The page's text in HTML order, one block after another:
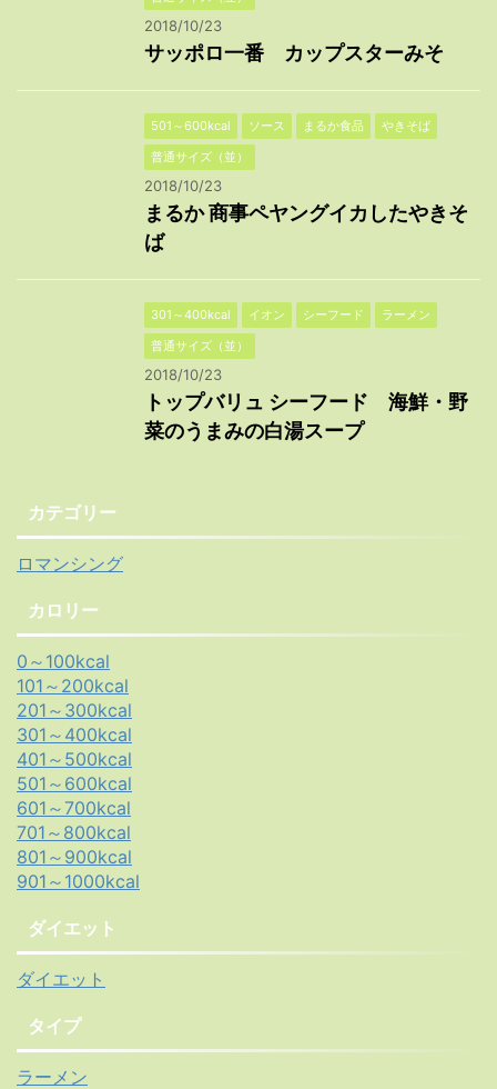
2018/10/23
サッポロ一番 カップスターみそ
501～600kcal ソース まるか食品
やきそば
普通サイズ（並）
2018/10/23
まるか 商事ペヤングイカしたやきそ
ば
301～400kcal イオン シーフード
ラーメン
普通サイズ（並）
2018/10/23
トップバリュ シーフード 海鮮・野
菜のうまみの白湯スープ
カテゴリー
ロマンシング
カロリー
0～100kcal
101～200kcal
201～300kcal
301～400kcal
401～500kcal
501～600kcal
601～700kcal
701～800kcal
801～900kcal
901～1000kcal
ダイエット
ダイエット
タイプ
ラーメン